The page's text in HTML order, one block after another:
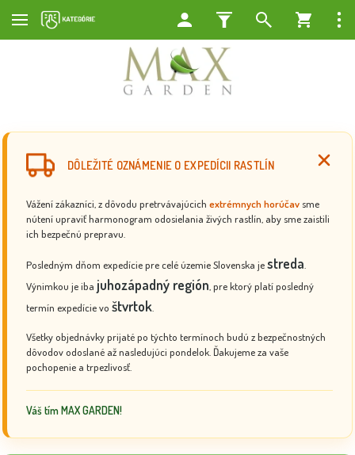
DÔLEŽITÉ OZNÁMENIE O EXPEDÍCII RASTLÍN
Vážení zákazníci, z dôvodu pretrvávajúcich extrémnych horúčav sme
nútení upraviť harmonogram odosielania živých rastlín, aby sme zaistili
ich bezpečnú prepravu.
Posledným dňom expedície pre celé územie Slovenska jestreda
Výnimkou je iba juhozápadný región , pre ktorý platí posledný
termín expedície vo štvrtok
Všetky objednávky prijaté po týchto termínoch budú z bezpečnostných
dôvodov odoslané až nasledujúci pondelok. Ďakujeme za vaše
pochopenie a trpezlivosť.
Váš tím MAX GARDEN!